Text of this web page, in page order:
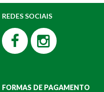
REDES SOCIAIS
FORMAS DE PAGAMENTO